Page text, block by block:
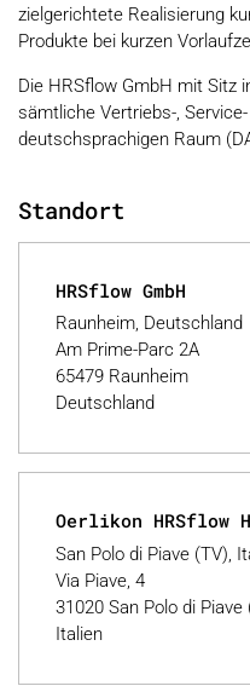
zielgerichtete Realisierung
Produkte bei kurzen
Die HRSflow GmbH mit Sitz
sämtliche Vertriebs-,
deutschsprachigen Raum
Standort
HRSflow GmbH
Raunheim, Deutschland
Am Prime-Parc 2A
65479 Raunheim
Deutschland
Oerlikon HRSflow
San Polo di Piave (TV),
Via Piave, 4
31020 San Polo di Piave
Italien